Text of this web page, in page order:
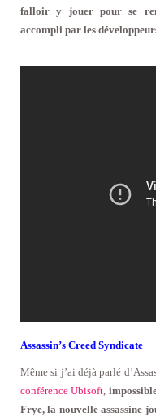
falloir y jouer pour se
accompli par les
Assassin’s Creed Syndicate
Même si j’ai déjà parlé
conférence Ubisoft,
Frye, la nouvelle assassine